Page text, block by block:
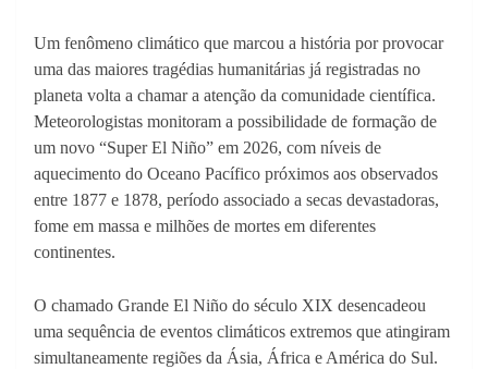
Um fenômeno climático que marcou a história por provocar
uma das maiores tragédias humanitárias já registradas no
planeta volta a chamar a atenção da comunidade científica.
Meteorologistas monitoram a possibilidade de formação de
um novo “Super El Niño” em 2026, com níveis de
aquecimento do Oceano Pacífico próximos aos observados
entre 1877 e 1878, período associado a secas devastadoras,
fome em massa e milhões de mortes em diferentes
continentes.
O chamado Grande El Niño do século XIX desencadeou
uma sequência de eventos climáticos extremos que atingiram
simultaneamente regiões da Ásia, África e América do Sul.